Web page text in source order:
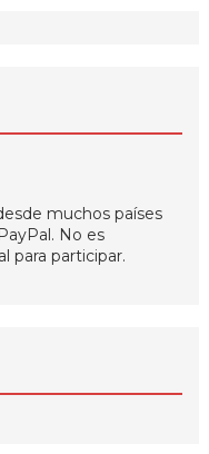
muchos países
No es
para participar.